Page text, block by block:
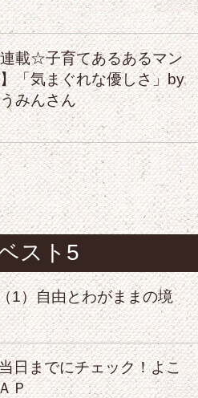
載☆子育てあるあるマン
「気まぐれな優しさ」by
みんさん
スト5
1）自由とわがままの境
日までにチェック！よこ
Ｐ